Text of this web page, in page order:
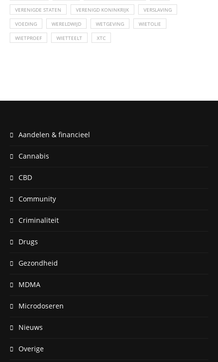
VERENIGDE STATEN VERENIGD KONINKRIJK VERSLAVING
VOEDING WERELDWIJD WETGEVING WIETOLIE
WIETPROEF WIETTEELT XTC
Aandelen & financieel
Cannabis
CBD
Community
Criminaliteit
Drugs
Gezondheid
MDMA
Microdoseren
Nieuws
Overige